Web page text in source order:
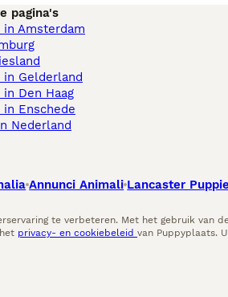
pagina's
Amsterdam
Gelderland
Den Haag
Enschede
Nederland
Annunci Animali Lancaster
te verbeteren. Met het gebruik van
privacy- en cookiebeleid van Puppyplaats.